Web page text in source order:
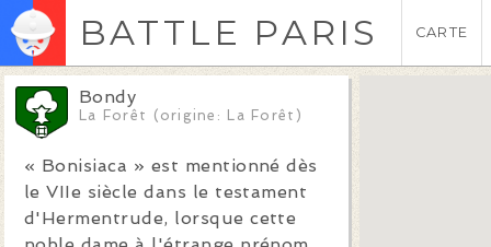
BATTLE PARIS CARTE
Bondy
La Forêt (origine: La Forêt)
« Bonisiaca » est mentionné dès
le VIIe siècle dans le testament
d'Hermentrude, lorsque cette